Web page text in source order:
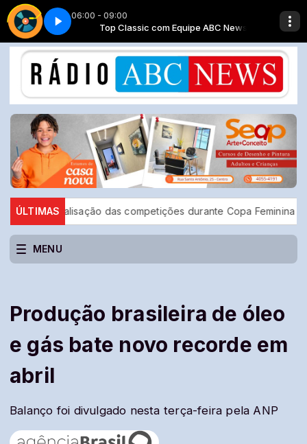
06:00 - 09:00
News Top Classic com Equipe ABC News
Top classic - Parte 7
ÚLTIMAS
paralisação das competições durante Copa Feminina em 2027
MENU
Produção brasileira de óleo
e gás bate novo recorde em
abril
Balanço foi divulgado nesta terça-feira pela ANP